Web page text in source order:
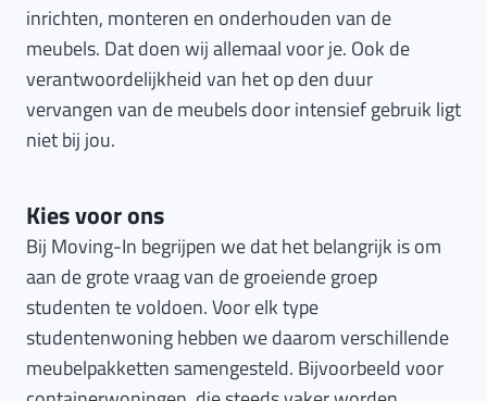
inrichten, monteren en onderhouden van de
meubels. Dat doen wij allemaal voor je. Ook de
verantwoordelijkheid van het op den duur
vervangen van de meubels door intensief gebruik ligt
niet bij jou.
Kies voor ons
Bij Moving-In begrijpen we dat het belangrijk is om
aan de grote vraag van de groeiende groep
studenten te voldoen. Voor elk type
studentenwoning hebben we daarom verschillende
meubelpakketten samengesteld. Bijvoorbeeld voor